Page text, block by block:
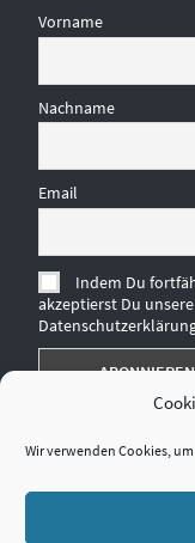
Wir verwenden Cookies,
Vorname
Nachname
Email
Indem Du
akzeptierst Du unsere